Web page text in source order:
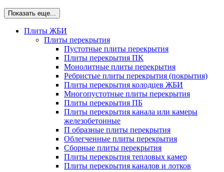
Показать еще...
Плиты ЖБИ
Плиты перекрытия
Пустотные плиты перекрытия
Плиты перекрытия ПК
Монолитные плиты перекрытия
Ребристые плиты перекрытия (покрытия)
Плиты перекрытия колодцев ЖБИ
Многопустотные плиты перекрытия
Плиты перекрытия ПБ
Плиты перекрытия канала или камеры
железобетонные
П образные плиты перекрытия
Облегченные плиты перекрытия
Сборные плиты перекрытия
Плиты перекрытия тепловых камер
Плиты перекрытия каналов и лотков